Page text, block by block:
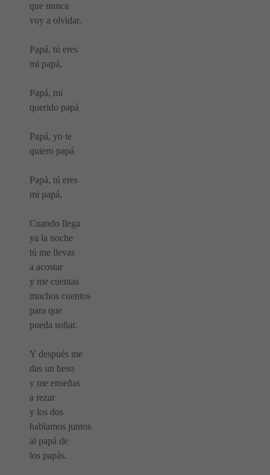
que nunca
voy a olvidar.
Papá, tú eres
mi papá,
Papá, mi
querido papá
Papá, yo te
quiero papá
Papá, tú eres
mi papá,
Cuando llega
ya la noche
tú me llevas
a acostar
y me cuentas
muchos cuentos
para que
pueda soñar.
Y después me
das un beso
y me enseñas
a rezar
y los dos
hablamos juntos
al papá de
los papás.